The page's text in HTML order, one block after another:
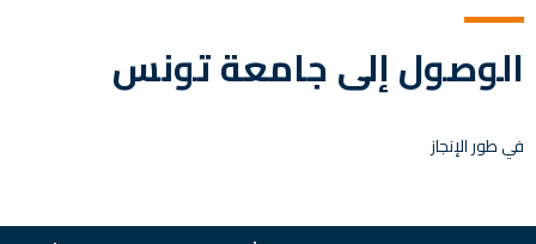
الوصول إلى جامعة تونس
في طور الإنجاز